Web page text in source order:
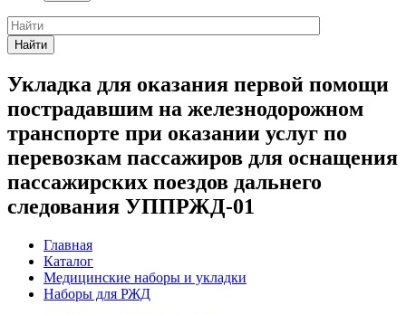
Найти
Укладка для оказания первой помощи
пострадавшим на железнодорожном
транспорте при оказании услуг по
перевозкам пассажиров для оснащения
пассажирских поездов дальнего
следования УППРЖД-01
Главная
Каталог
Медицинские наборы и укладки
Наборы для РЖД